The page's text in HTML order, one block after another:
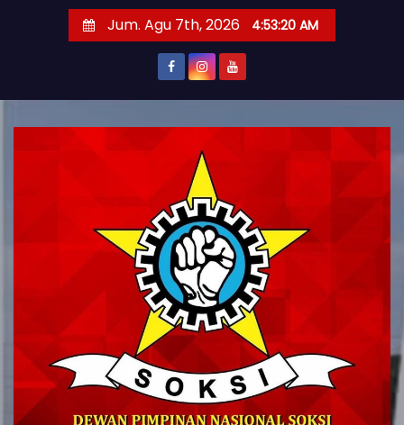
Jum. Agu 7th, 2026 4:53:21 AM